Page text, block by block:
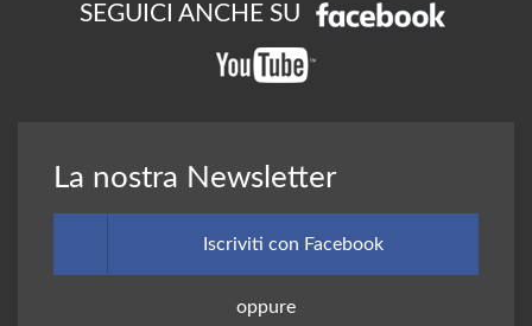
SEGUICI ANCHE SU
La nostra Newsletter
Iscriviti con Facebook
oppure